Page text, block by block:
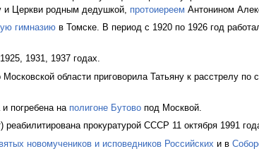
и Церкви родным дедушкой, протоиереем Антонином
гимназиюв Томске. В период с 1920 по 1926 год
1931, 1937 годах.
области приговорила Татьяну к расстрелу
погребена на полигоне Бутовопод Москвой.
реабилитирована прокуратурой СССР 11 октября 1991
новомучеников и исповедников Российских и в